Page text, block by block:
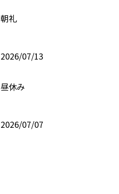
朝礼
2026/07/13
昼休み
2026/07/07